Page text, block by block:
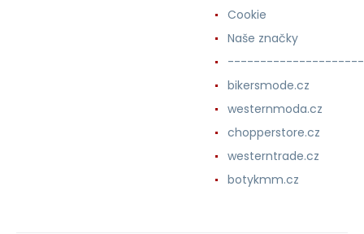
Cookie
Naše značky
bikersmode.cz
westernmoda.cz
chopperstore.cz
westerntrade.cz
botykmm.cz